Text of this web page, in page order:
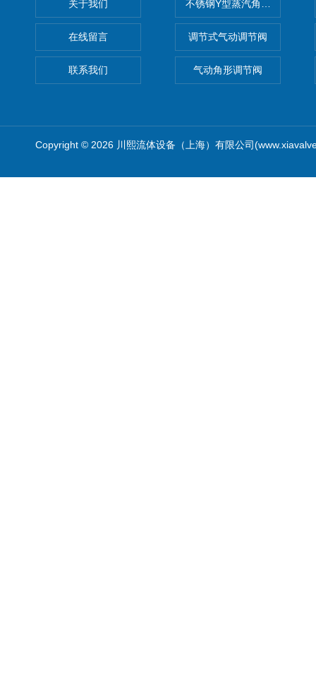
关于我们
在线留言
联系我们
不锈钢Y型蒸汽角座阀
调节式气动调节阀
气动角形调节阀
Copyright © 2026 川熙流体设备（上海）有限公司